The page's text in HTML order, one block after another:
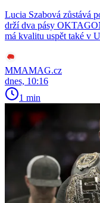
Lucia Szabová zůstává
drží dva pásy
má kvalitu uspět také v
MMAMAG.cz
dnes, 10:16
1 min